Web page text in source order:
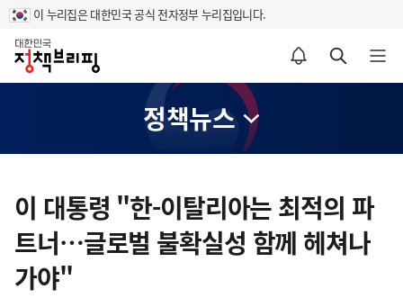
이 누리집은 대한민국 공식 전자정부 누리집입니다.
홈
알림설정 바로가기 검색 바로가기 메뉴 열기
정책뉴스
텐
츠
영
역
이 대통령 "한-이탈리아는 최적의 파
트너…글로벌 불확실성 함께 헤쳐나
가야"